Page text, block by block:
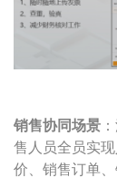
销售协同场景
售人员全员实
价、销售订单